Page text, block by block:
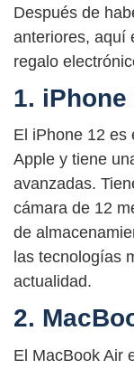
Después de
anteriores, aquí
regalo
1. iPhone
El iPhone 12 es
Apple y tiene
avanzadas.
cámara de 12
de
las tecnologías
actualidad.
2.
El MacBook Air